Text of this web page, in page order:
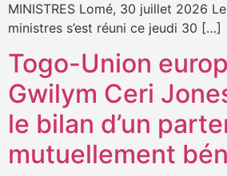
MINISTRES Lomé, 30 juillet 2026
ministres s’est réuni ce jeudi 30 […]
Togo-Union
Gwilym Ceri
le bilan d’un
mutuellement